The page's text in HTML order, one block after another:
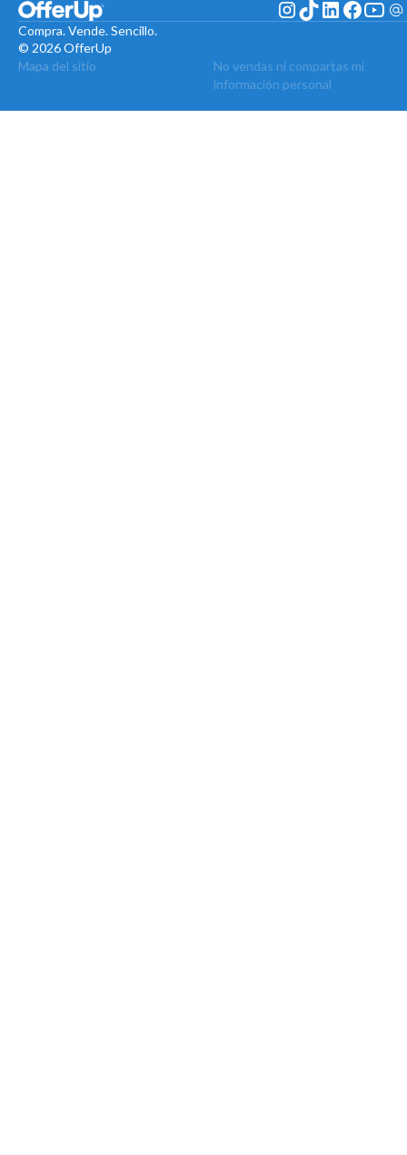
Compra. Vende. Sencillo.
© 2026 OfferUp
Mapa del sitio
No vendas ni compartas mi
información personal